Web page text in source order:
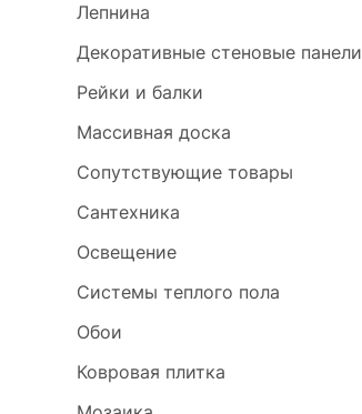
Лепнина
Декоративные стеновые панели
Рейки и балки
Массивная доска
Сопутствующие товары
Сантехника
Освещение
Системы теплого пола
Обои
Ковровая плитка